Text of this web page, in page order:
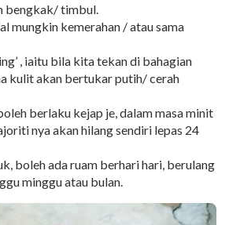
bengkak/ timbul.
mungkin kemerahan / atau sama
, iaitu bila kita tekan di bahagian
kulit akan bertukar putih/ cerah
berlaku kejap je, dalam masa minit
nya akan hilang sendiri lepas 24
boleh ada ruam berhari hari, berulang
minggu atau bulan.